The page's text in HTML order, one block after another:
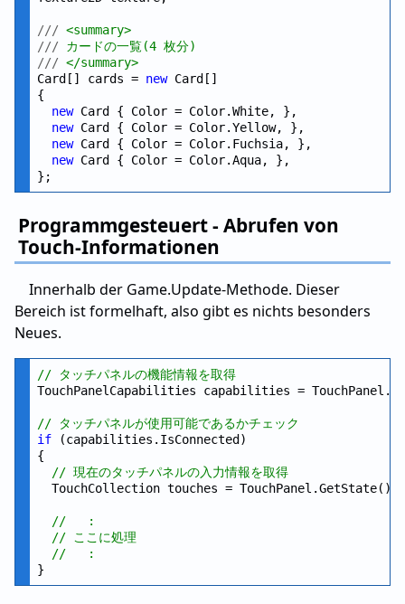
/// <summary>
/// カードの一覧(4 枚分)
/// </summary>
Card[] cards = new Card[]
{
new Card { Color = Color.White, },
new Card { Color = Color.Yellow, },
new Card { Color = Color.Fuchsia, },
new Card { Color = Color.Aqua, },
Programmgesteuert - Abrufen von
Touch-Informationen
Innerhalb der Game.Update-Methode. Dieser
Bereich ist formelhaft, also gibt es nichts besonders
Neues.
// タッチパネルの機能情報を取得
TouchPanelCapabilities capabilities =
// タッチパネルが使用可能であるかチェック
if (capabilities.IsConnected)
{
// 現在のタッチパネルの入力情報を取得
  TouchCollection touches = TouchPanel.GetState();
//   :
// ここに処理
//   :